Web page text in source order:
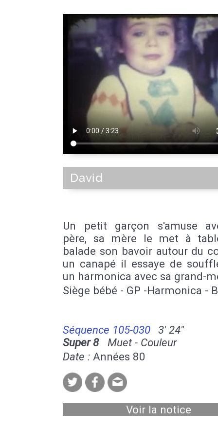
David
Un petit garçon s'amuse
père, sa mère le met à
balade son bavoir autour du
un canapé il essaye de
un harmonica avec sa grand-
Siège bébé - GP -Harmonica -
Séquence 105-030
3' 24''
Super 8Muet - Couleur
Date : Années 80
Voir la notice